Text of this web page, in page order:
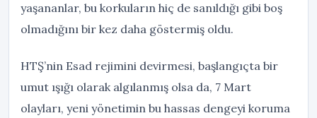
yaşananlar, bu korkuların hiç de sanıldığı gibi boş
olmadığını bir kez daha göstermiş oldu.
HTŞ’nin Esad rejimini devirmesi, başlangıçta bir
umut ışığı olarak algılanmış olsa da, 7 Mart
olayları, yeni yönetimin bu hassas dengeyi koruma